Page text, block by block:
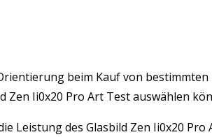
beim Kauf von
Zen Ii0x20 Pro Art Test auswählen
Leistung des Glasbild Zen Ii0x20